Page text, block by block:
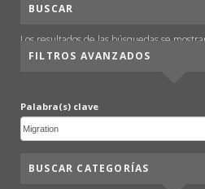
BUSCAR
Los resultados de las búsquedas se
FILTROS AVANZADOS
Palabra(s) clave
BUSCAR CATEGORÍAS